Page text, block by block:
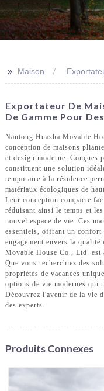
>> Maison
Exportateur De
De Gamme Pour
Nantong Huasha Movable
conception de maisons
et design moderne.
constituent une solution
temporaire à la résidence
matériaux écologiques de
Leur conception compacte
réduisant ainsi le temps et
nouvel espace de vie. Ces
essentiels, offrant un confort
engagement envers la
Movable House Co., Ltd. est
Que vous recherchiez des
propriétés de vacances
options de vie modernes qui
Découvrez l'avenir de la vie
des experts.
Produits Connexes